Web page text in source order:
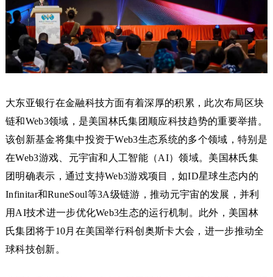
大东亚银行在金融科技方面有着深厚的积累，此次布局区块
链和Web3领域，是美国林氏集团顺应科技趋势的重要举措。
该创新基金将集中投资于Web3生态系统的多个领域，特别是
在Web3游戏、元宇宙和人工智能（AI）领域。美国林氏集
团明确表示，通过支持Web3游戏项目，如ID星球生态内的
Infinitar和RuneSoul等3A级链游，推动元宇宙的发展，并利
用AI技术进一步优化Web3生态的运行机制。此外，美国林
氏集团将于10月在美国举行科创奥斯卡大会，进一步推动全
球科技创新。